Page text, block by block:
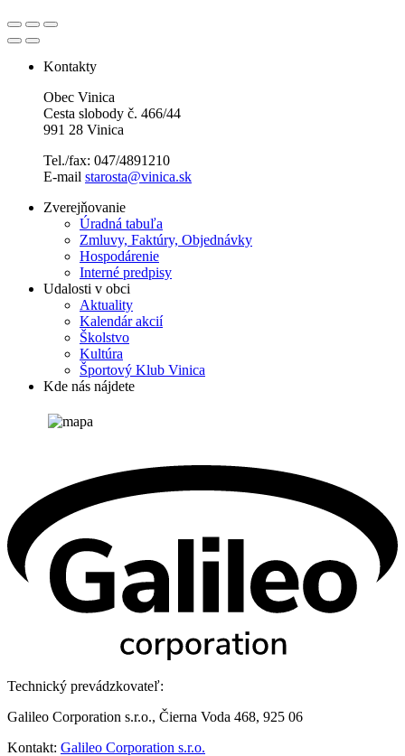
Kontakty
Obec Vinica
Cesta slobody č. 466/44
991 28 Vinica
Tel./fax: 047/4891210
E-mail starosta@vinica.sk
Zverejňovanie
Úradná tabuľa
Zmluvy, Faktúry, Objednávky
Hospodárenie
Interné predpisy
Udalosti v obci
Aktuality
Kalendár akcií
Školstvo
Kultúra
Športový Klub Vinica
Kde nás nájdete
Technický prevádzkovateľ:
Galileo Corporation s.r.o., Čierna Voda 468, 925 06
Kontakt: Galileo Corporation s.r.o.